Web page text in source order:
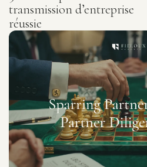
transmission d’entreprise
réussie